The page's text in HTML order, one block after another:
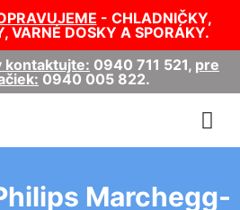
- CHLADNIČKY,
VARNÉ DOSKY A SPORÁKY.
kontaktujte: 0940 711 521, pre
0940 005 822.
Marchegg-